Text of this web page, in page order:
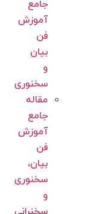
جامع
آموزش
فن
بیان
سخنوری
مقاله
جامع
آموزش
فن
بیان،
سخنوری